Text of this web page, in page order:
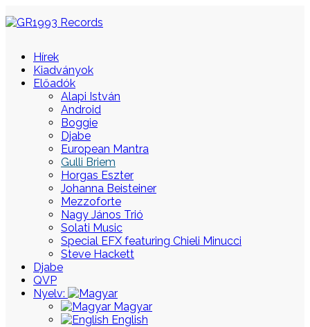
Hírek
Kiadványok
Előadók
Alapi István
Android
Boggie
Djabe
European Mantra
Gulli Briem
Horgas Eszter
Johanna Beisteiner
Mezzoforte
Nagy János Trió
Solati Music
Special EFX featuring Chieli Minucci
Steve Hackett
Djabe
QVP
Nyelv:
Magyar
English